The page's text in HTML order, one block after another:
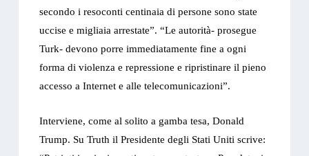
secondo i resoconti centinaia di persone sono state
uccise e migliaia arrestate”. “Le autorità- prosegue
Turk- devono porre immediatamente fine a ogni
forma di violenza e repressione e ripristinare il pieno
accesso a Internet e alle telecomunicazioni”.
Interviene, come al solito a gamba tesa, Donald
Trump. Su Truth il Presidente degli Stati Uniti scrive: